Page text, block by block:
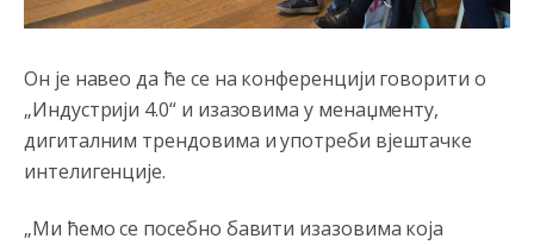
Он је навео да ће се на конференцији говорити о
„Индустрији 4.0“ и изазовима у менаџменту,
дигиталним трендовима и употреби вјештачке
интелигенције.
„Ми ћемо се посебно бавити изазовима која
isporuka vode za Sarajevo je smanjena zbog kvara na
cevovodu,majstori iz sarajevskog vodovoda dolaze da
Анонимно2553747
Šarović i dodik upotri***še svoje đžokere za izazivanje
označena kao rak rana RS.
Анонимно2022778 јуче 8:21